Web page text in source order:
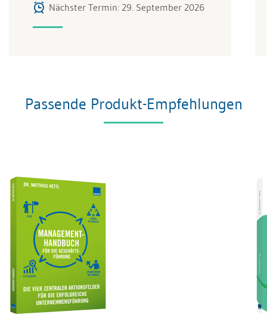
Nächster Termin: 29. September 2026
Passende Produkt-Empfehlungen